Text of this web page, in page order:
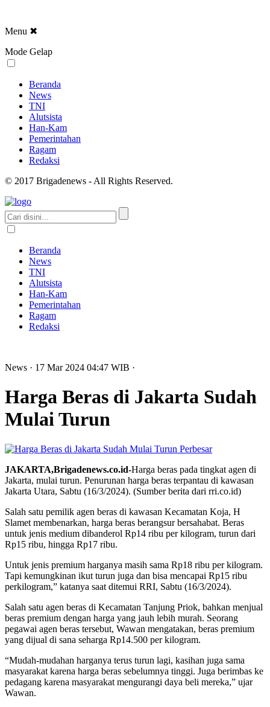
Menu ✖
Mode Gelap
Beranda
News
TNI
Alutsista
Han-Kam
Pemerintahan
Ragam
Redaksi
© 2017 Brigadenews - All Rights Reserved.
Beranda
News
TNI
Alutsista
Han-Kam
Pemerintahan
Ragam
Redaksi
News · 17 Mar 2024 04:47 WIB ·
Harga Beras di Jakarta Sudah
Mulai Turun
Perbesar
JAKARTA,Brigadenews.co.id-Harga beras pada tingkat agen di
Jakarta, mulai turun. Penurunan harga beras terpantau di kawasan
Jakarta Utara, Sabtu (16/3/2024). (Sumber berita dari rri.co.id)
Salah satu pemilik agen beras di kawasan Kecamatan Koja, H
Slamet membenarkan, harga beras berangsur bersahabat. Beras
untuk jenis medium dibanderol Rp14 ribu per kilogram, turun dari
Rp15 ribu, hingga Rp17 ribu.
Untuk jenis premium harganya masih sama Rp18 ribu per kilogram.
Tapi kemungkinan ikut turun juga dan bisa mencapai Rp15 ribu
perkilogram,” katanya saat ditemui RRI, Sabtu (16/3/2024).
Salah satu agen beras di Kecamatan Tanjung Priok, bahkan menjual
beras premium dengan harga yang jauh lebih murah. Seorang
pegawai agen beras tersebut, Wawan mengatakan, beras premium
yang dijual di sana seharga Rp14.500 per kilogram.
“Mudah-mudahan harganya terus turun lagi, kasihan juga sama
masyarakat karena harga beras sebelumnya tinggi. Juga berimbas ke
pedagang karena masyarakat mengurangi daya beli mereka,” ujar
Wawan.